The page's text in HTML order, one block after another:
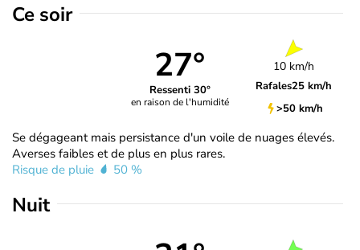
Ce soir
27°
Ressenti 30°
en raison de l'humidité
10 km/h
Rafales25 km/h
>50 km/h
Se dégageant mais persistance d'un voile de nuages élevés.
Averses faibles et de plus en plus rares.
Risque de pluie
50 %
Nuit